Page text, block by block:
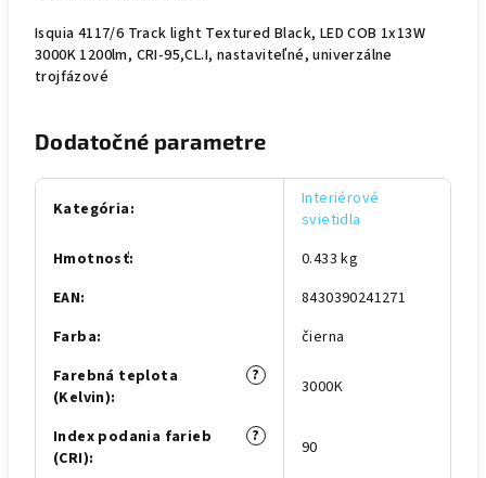
Isquia 4117/6 Track light Textured Black, LED COB 1x13W
3000K 1200lm, CRI-95,CL.I, nastaviteľné, univerzálne
trojfázové
Dodatočné parametre
Kategória:
Interiérové
svietidla
Hmotnosť:
0.433 kg
EAN:
8430390241271
Farba:
čierna
?
Farebná teplota
(Kelvin): 3000K
?
Index podania farieb
(CRI): 90